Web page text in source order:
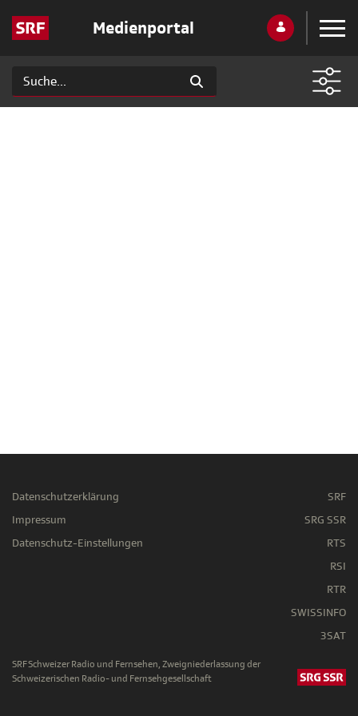
Medienportal
Datenschutzerklärung
Impressum
Datenschutz-Einstellungen
SRF
SRG SSR
RTS
RSI
RTR
SWISSINFO
3SAT
SRF Schweizer Radio und Fernsehen, Zweigniederlassung der
Schweizerischen Radio- und Fernsehgesellschaft